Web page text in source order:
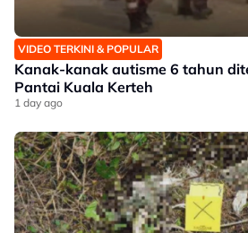
VIDEO TERKINI & POPULAR
Kanak-kanak autisme 6 tahun
Pantai Kuala Kerteh
1 day ago